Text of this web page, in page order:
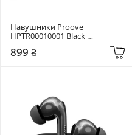
Навушники Proove
HPTR00010001 Black
899 ₴